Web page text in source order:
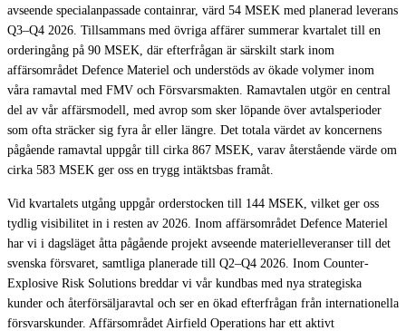
avseende specialanpassade containrar, värd 54 MSEK med planerad leverans
Q3–Q4 2026. Tillsammans med övriga affärer summerar kvartalet till en
orderingång på 90 MSEK, där efterfrågan är särskilt stark inom
affärsområdet Defence Materiel och understöds av ökade volymer inom
våra ramavtal med FMV och Försvarsmakten. Ramavtalen utgör en central
del av vår affärsmodell, med avrop som sker löpande över avtalsperioder
som ofta sträcker sig fyra år eller längre. Det totala värdet av koncernens
pågående ramavtal uppgår till cirka 867 MSEK, varav återstående värde om
cirka 583 MSEK ger oss en trygg intäktsbas framåt.
Vid kvartalets utgång uppgår orderstocken till 144 MSEK, vilket ger oss
tydlig visibilitet in i resten av 2026. Inom affärsområdet Defence Materiel
har vi i dagsläget åtta pågående projekt avseende materielleveranser till det
svenska försvaret, samtliga planerade till Q2–Q4 2026. Inom Counter-
Explosive Risk Solutions breddar vi vår kundbas med nya strategiska
kunder och återförsäljaravtal och ser en ökad efterfrågan från internationella
försvarskunder. Affärsområdet Airfield Operations har ett aktivt